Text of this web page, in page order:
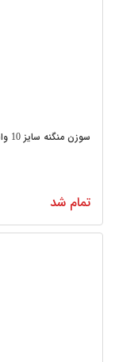
سوزن منگنه سایز 10 واشین رنگ آبی
تمام شد